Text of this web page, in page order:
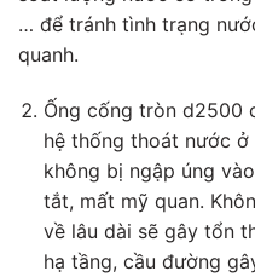
… để tránh tình trạng
quanh.
Ống cống tròn d2500
hệ thống thoát nước
không bị ngập úng
tắt, mất mỹ quan.
về lâu dài sẽ gây tổn
hạ tầng, cầu đường